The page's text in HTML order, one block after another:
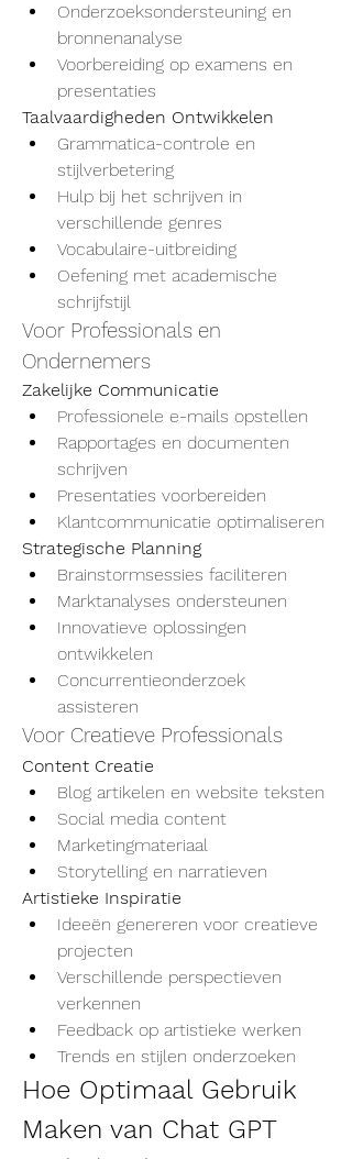
Onderzoeksondersteuning en
bronnenanalyse
Voorbereiding op examens en
presentaties
Taalvaardigheden Ontwikkelen
Grammatica-controle en
stijlverbetering
Hulp bij het schrijven in
verschillende genres
Vocabulaire-uitbreiding
Oefening met academische
schrijfstijl
Voor Professionals en
Ondernemers
Zakelijke Communicatie
Professionele e-mails opstellen
Rapportages en documenten
schrijven
Presentaties voorbereiden
Klantcommunicatie optimaliseren
Strategische Planning
Brainstormsessies faciliteren
Marktanalyses ondersteunen
Innovatieve oplossingen
ontwikkelen
Concurrentieonderzoek
assisteren
Voor Creatieve Professionals
Content Creatie
Blog artikelen en website teksten
Social media content
Marketingmateriaal
Storytelling en narratieven
Artistieke Inspiratie
Ideeën genereren voor creatieve
projecten
Verschillende perspectieven
verkennen
Feedback op artistieke werken
Trends en stijlen onderzoeken
Hoe Optimaal Gebruik
Maken van Chat GPT